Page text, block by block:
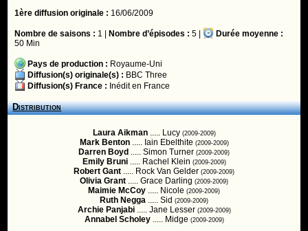
1ère diffusion originale : 16/06/2009
Nombre de saisons : 1 | Nombre d’épisodes : 5 |
Durée moyenne :
50 Min
Pays de production : Royaume-Uni
Diffusion(s) originale(s) : BBC Three
Diffusion(s) France : Inédit en France
Distribution
Laura Aikman..... Lucy (2009-2009)
Mark Benton..... Iain Ebelthite (2009-2009)
Darren Boyd ..... Simon Turner (2009-2009)
Emily Bruni..... Rachel Klein (2009-2009)
Robert Gant ..... Rock Van Gelder (2009-2009)
Olivia Grant ..... Grace Darling (2009-2009)
Maimie McCoy ..... Nicole (2009-2009)
Ruth Negga ..... Sid (2009-2009)
Archie Panjabi..... Jane Lesser (2009-2009)
Annabel Scholey..... Midge (2009-2009)